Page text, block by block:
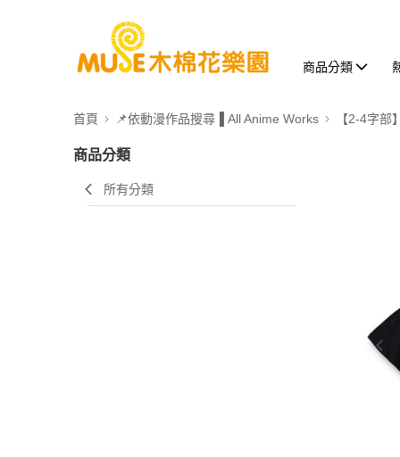
商品分類
首頁 📌依動漫作品搜尋▐ All Anime Works 【2-4字部
商品分類
所有分類